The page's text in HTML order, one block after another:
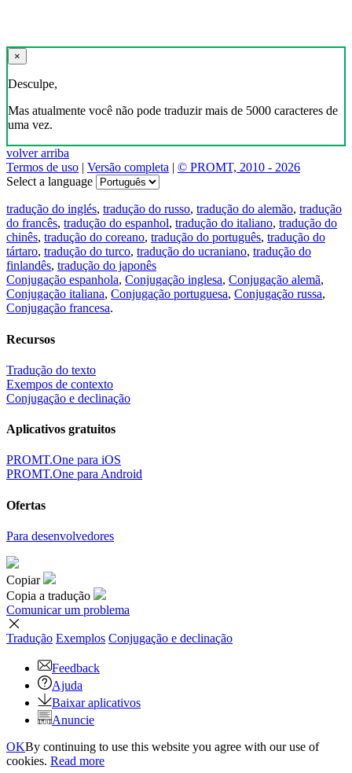
×
Desculpe,
Mas atualmente você não pode traduzir mais de 5000 caracteres de
uma vez.
volver arriba
Termos de uso | Versão completa | © PROMT, 2010 - 2026
Select a language
tradução do inglés, tradução do russo, tradução do alemão, tradução
do francês, tradução do espanhol, tradução do italiano, tradução do
chinês, tradução do coreano, tradução do português, tradução do
tártaro, tradução do turco, tradução do ucraniano, tradução do
finlandês, tradução do japonês
Conjugação espanhola, Conjugação inglesa, Conjugação alemã,
Conjugação italiana, Conjugação portuguesa, Conjugação russa,
Conjugação francesa.
Recursos
Tradução do texto
Exempos de contexto
Conjugação e declinação
Aplicativos gratuitos
PROMT.One para iOS
PROMT.One para Android
Ofertas
Para desenvolvedores
Copiar
Copia a tradução
Comunicar um problema
Tradução Exemplos Conjugação e declinação
Feedback
Ajuda
Baixar aplicativos
Anuncie
OKBy continuing to use this website you agree with our use of
cookies. Read more